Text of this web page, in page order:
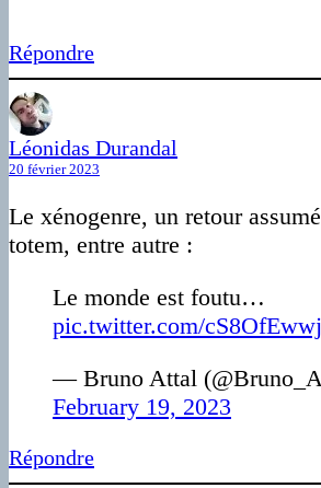
Répondre
Léonidas Durandal
20 février 2023
Le xénogenre, un retour
totem, entre autre :
Le monde est foutu…
pic.twitter.com/
— Bruno Attal
February 19, 2023
Répondre